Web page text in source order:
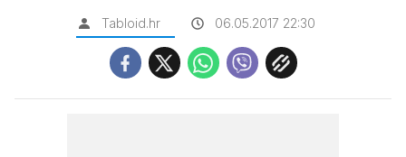
Tabloid.hr 06.05.2017 22:30